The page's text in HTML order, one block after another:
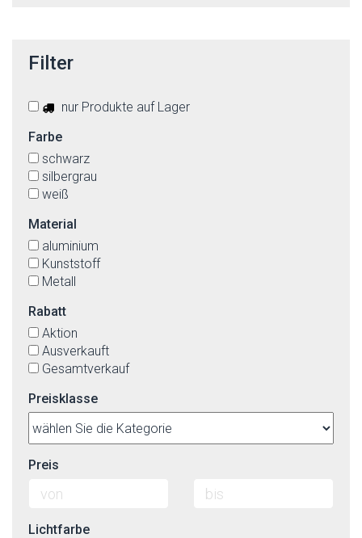
Filter
nur Produkte auf Lager
Farbe
schwarz
silbergrau
weiß
Material
aluminium
Kunststoff
Metall
Rabatt
Aktion
Ausverkauft
Gesamtverkauf
Preisklasse
Preis
Lichtfarbe